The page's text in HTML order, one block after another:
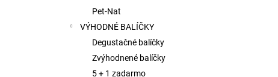
Pet-Nat
VÝHODNÉ BALÍČKY
Degustačné balíčky
Zvýhodnené balíčky
5 + 1 zadarmo